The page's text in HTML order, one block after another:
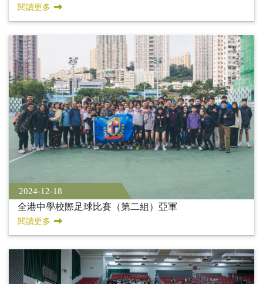
閱讀更多
2024-12-18
全港中學校際足球比賽（第二組）亞軍
閱讀更多